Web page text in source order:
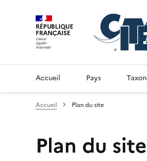
RÉPUBLIQUE
FRANÇAISE
Accueil Pays Taxon
Accueil Plan du site
Plan du site